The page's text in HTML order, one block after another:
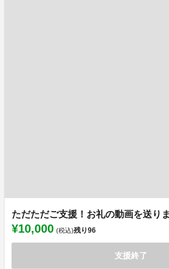
ただただご支援！お礼の動画を送り
¥10,000 (税込)残り96
支援終了